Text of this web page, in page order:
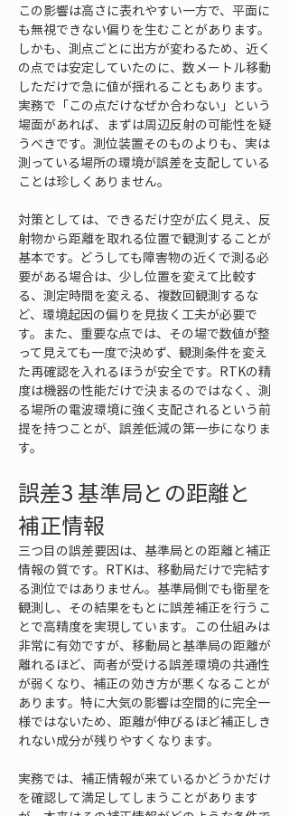
この影響は高さに表れやすい一方で、平面に
も無視できない偏りを生むことがあります。
しかも、測点ごとに出方が変わるため、近く
の点では安定していたのに、数メートル移動
しただけで急に値が揺れることもあります。
実務で「この点だけなぜか合わない」という
場面があれば、まずは周辺反射の可能性を疑
うべきです。測位装置そのものよりも、実は
測っている場所の環境が誤差を支配している
ことは珍しくありません。
対策としては、できるだけ空が広く見え、反
射物から距離を取れる位置で観測することが
基本です。どうしても障害物の近くで測る必
要がある場合は、少し位置を変えて比較す
る、測定時間を変える、複数回観測するな
ど、環境起因の偏りを見抜く工夫が必要で
す。また、重要な点では、その場で数値が整
って見えても一度で決めず、観測条件を変え
た再確認を入れるほうが安全です。RTKの精
度は機器の性能だけで決まるのではなく、測
る場所の電波環境に強く支配されるという前
提を持つことが、誤差低減の第一歩になりま
す。
誤差3 基準局との距離と
補正情報
三つ目の誤差要因は、基準局との距離と補正
情報の質です。RTKは、移動局だけで完結す
る測位ではありません。基準局側でも衛星を
観測し、その結果をもとに誤差補正を行うこ
とで高精度を実現しています。この仕組みは
非常に有効ですが、移動局と基準局の距離が
離れるほど、両者が受ける誤差環境の共通性
が弱くなり、補正の効き方が悪くなることが
あります。特に大気の影響は空間的に完全一
様ではないため、距離が伸びるほど補正しき
れない成分が残りやすくなります。
実務では、補正情報が来ているかどうかだけ
を確認して満足してしまうことがあります